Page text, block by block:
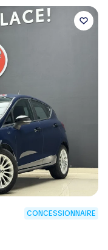
CONCESSIONNAIRE